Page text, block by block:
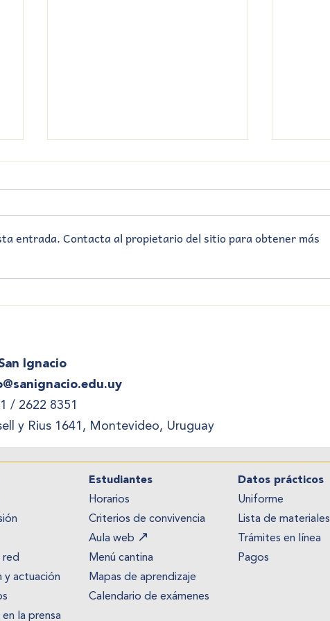
entrada. Contacta al propietario del sitio para obtener más
Ignacio
/ 2622 8351
y Rius 1641, Montevideo, Uruguay
red
y actuación
la prensa
Estudiantes
Horarios
Criterios de convivencia
Aula web ↗
Menú cantina
Mapas de aprendizaje
Calendario de exámenes
Datos prácticos
Uniforme
Lista de materiales
Trámites en línea
Pagos